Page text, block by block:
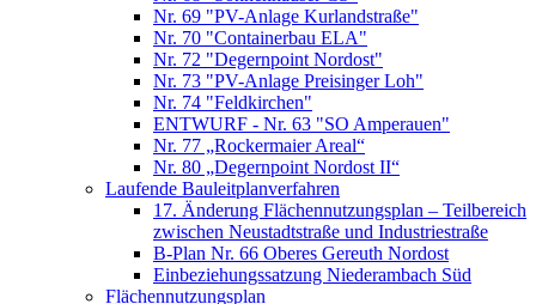
Nr. 69 "PV-Anlage Kurlandstraße"
Nr. 70 "Containerbau ELA"
Nr. 72 "Degernpoint Nordost"
Nr. 73 "PV-Anlage Preisinger Loh"
Nr. 74 "Feldkirchen"
ENTWURF - Nr. 63 "SO Amperauen"
Nr. 77 „Rockermaier Areal“
Nr. 80 „Degernpoint Nordost II“
Laufende Bauleitplanverfahren
17. Änderung Flächennutzungsplan – Teilbereich
zwischen Neustadtstraße und Industriestraße
B-Plan Nr. 66 Oberes Gereuth Nordost
Einbeziehungssatzung Niederambach Süd
Flächennutzungsplan